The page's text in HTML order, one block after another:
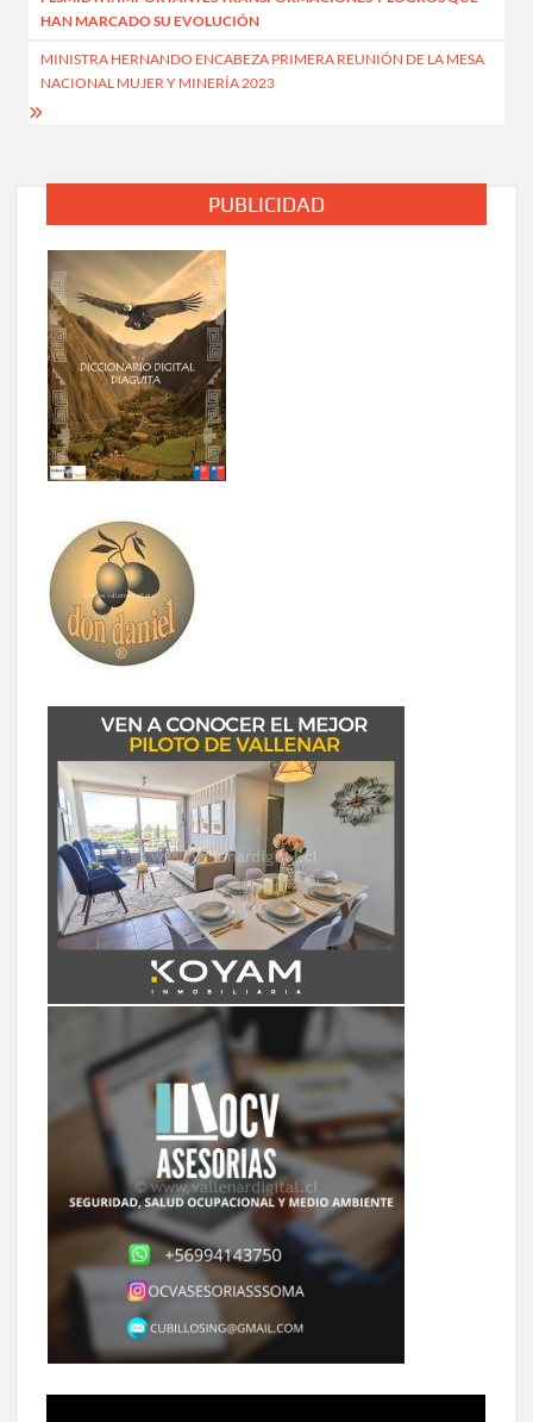
de
entradas
HAN MARCADO SU EVOLUCIÓN
MINISTRA HERNANDO ENCABEZA PRIMERA REUNIÓN DE LA MESA
NACIONAL MUJER Y MINERÍA 2023
PUBLICIDAD